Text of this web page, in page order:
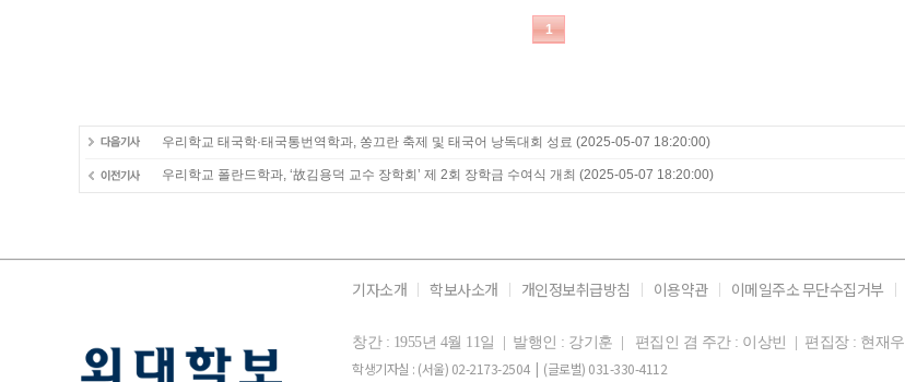
우리학교 태국학·태국통번역학과, 쏭끄란 축제 및 태국어 낭독대회 성료 (2025-05-07 18:20:00)
우리학교 폴란드학과, ‘故김용덕 교수 장학회’ 제 2회 장학금 수여식 개최 (2025-05-07 18:20:00)
기자소개 학보사소개 개인정보취급방침 이용약관 이메일주소 무단수집거부
창간 : 1955년 4월 11일 | 발행인 : 강기훈 | 편집인 겸 주간 : 이상빈 | 편집장 : 현재우
학생기자실 : (서울) 02-2173-2504 | (글로벌) 031-330-4112